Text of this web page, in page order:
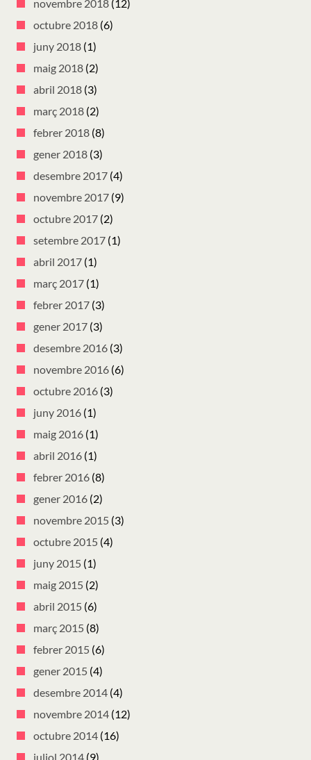
novembre 2018 (12)
octubre 2018 (6)
juny 2018 (1)
maig 2018 (2)
abril 2018 (3)
març 2018 (2)
febrer 2018 (8)
gener 2018 (3)
desembre 2017 (4)
novembre 2017 (9)
octubre 2017 (2)
setembre 2017 (1)
abril 2017 (1)
març 2017 (1)
febrer 2017 (3)
gener 2017 (3)
desembre 2016 (3)
novembre 2016 (6)
octubre 2016 (3)
juny 2016 (1)
maig 2016 (1)
abril 2016 (1)
febrer 2016 (8)
gener 2016 (2)
novembre 2015 (3)
octubre 2015 (4)
juny 2015 (1)
maig 2015 (2)
abril 2015 (6)
març 2015 (8)
febrer 2015 (6)
gener 2015 (4)
desembre 2014 (4)
novembre 2014 (12)
octubre 2014 (16)
juliol 2014 (9)